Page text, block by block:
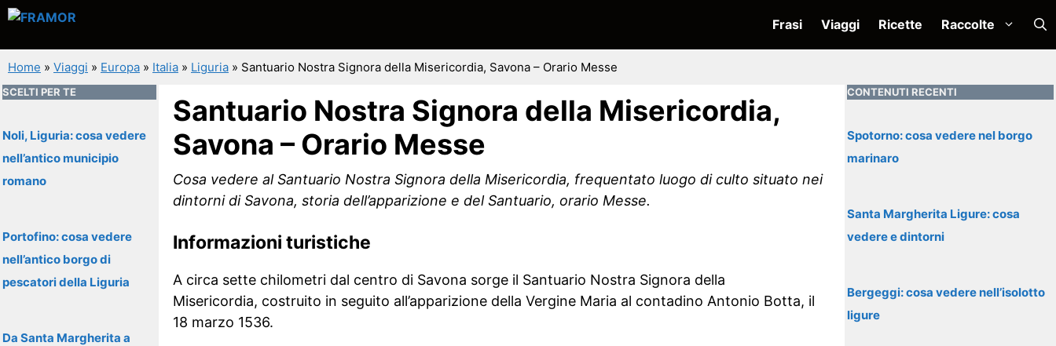
Vai
contenuto
Frasi Viaggi Ricette Raccolte
Home » Viaggi » Europa » Italia » Liguria » Santuario Nostra Signora della Misericordia, Savona – Orario Messe
Santuario Nostra Signora della Misericordia,
Savona – Orario Messe
Cosa vedere al Santuario Nostra Signora della Misericordia, frequentato luogo di culto situato nei
dintorni di Savona, storia dell’apparizione e del Santuario, orario Messe.
Informazioni turistiche
A circa sette chilometri dal centro di Savona sorge il Santuario Nostra Signora della
Misericordia, costruito in seguito all’apparizione della Vergine Maria al contadino Antonio Botta, il
18 marzo 1536.
SCELTI PER TE
Noli, Liguria: cosa vedere
nell’antico municipio
romano
Portofino: cosa vedere
nell’antico borgo di
pescatori della Liguria
Da Santa Margherita a
CONTENUTI RECENTI
Spotorno: cosa vedere nel borgo
marinaro
Santa Margherita Ligure: cosa
vedere e dintorni
Bergeggi: cosa vedere nell’isolotto
ligure